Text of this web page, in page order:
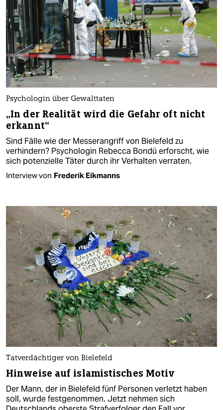
Psychologin über Gewalttaten
„In der Realität wird die Gefahr oft nicht
erkannt“
Sind Fälle wie der Messerangriff von Bielefeld zu
verhindern? Psychologin Rebecca Bondü erforscht, wie
sich potenzielle Täter durch ihr Verhalten verraten.
Interview von Frederik Eikmanns
Tatverdächtiger von Bielefeld
Hinweise auf islamistisches Motiv
Der Mann, der in Bielefeld fünf Personen verletzt haben
soll, wurde festgenommen. Jetzt nehmen sich